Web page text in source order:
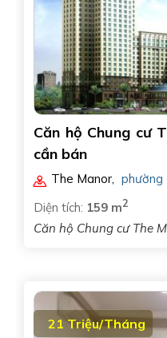
Căn hộ Chung cư
cần bán
The Manor, phường
Diện tích: 159 m2
Căn hộ Chung cư The
21 Triệu/Tháng